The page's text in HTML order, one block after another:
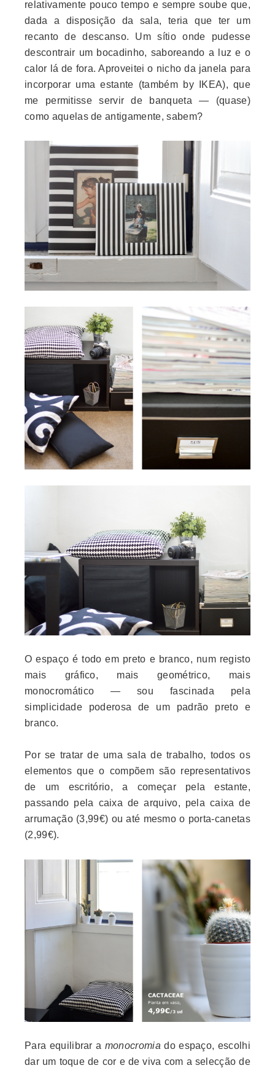
relativamente pouco tempo e sempre soube que,
dada a disposição da sala, teria que ter um
recanto de descanso. Um sítio onde pudesse
descontrair um bocadinho, saboreando a luz e o
calor lá de fora. Aproveitei o nicho da janela para
incorporar uma estante (também by IKEA), que
me permitisse servir de banqueta — (quase)
como aquelas de antigamente, sabem?
O espaço é todo em preto e branco, num registo
mais gráfico, mais geométrico, mais
monocromático — sou fascinada pela
simplicidade poderosa de um padrão preto e
branco.
Por se tratar de uma sala de trabalho, todos os
elementos que o compõem são representativos
de um escritório, a começar pela estante,
passando pela caixa de arquivo, pela caixa de
arrumação (3,99€) ou até mesmo o porta-canetas
(2,99€).
Para equilibrar a monocromiado espaço, escolhi
dar um toque de cor e de viva com a selecção de